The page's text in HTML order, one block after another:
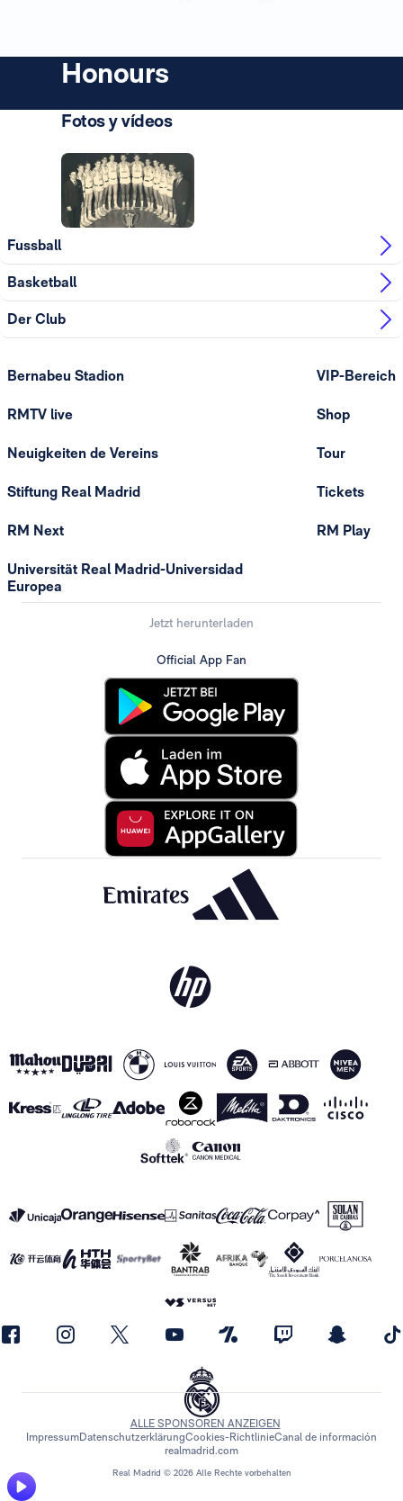
Honours
Fotos y vídeos
Fussball
Basketball
Der Club
Bernabeu Stadion
RMTV live
Neuigkeiten de Vereins
Stiftung Real Madrid
RM Next
Universität Real Madrid-Universidad
Europea
VIP-Bereich
Shop
Tour
Tickets
RM Play
Jetzt herunterladen
Official App Fan
Real Madrid © 2026 Alle Rechte vorbehalten
ALLE SPONSOREN ANZEIGEN
ImpressumDatenschutzerklärungCookies-RichtlinieCanal de información
realmadrid.com